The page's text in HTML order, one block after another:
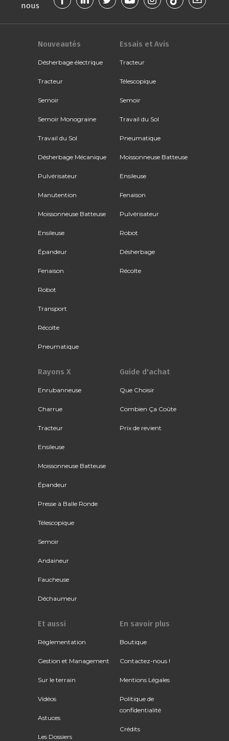
nous
Nouveautés
Désherbage électrique
Tracteur
Semoir
Semoir Monograine
Travail du Sol
Désherbage Mécanique
Pulvérisateur
Manutention
Moissonneuse Batteuse
Ensileuse
Épandeur
Fenaison
Robot
Transport
Récolte
Pneumatique
Essais et Avis
Tracteur
Télescopique
Semoir
Travail du Sol
Pneumatique
Moissonneuse Batteuse
Ensileuse
Fenaison
Pulvérisateur
Robot
Désherbage
Récolte
Rayons X
Enrubanneuse
Charrue
Tracteur
Ensileuse
Moissonneuse Batteuse
Épandeur
Presse à Balle Ronde
Télescopique
Semoir
Andaineur
Faucheuse
Déchaumeur
Guide d'achat
Que Choisir
Combien Ça Coûte
Prix de revient
Et aussi
Réglementation
Gestion et Management
Sur le terrain
Vidéos
Astuces
Les Dossiers
En savoir plus
Boutique
Contactez-nous !
Mentions Légales
Politique de
confidentialité
Crédits